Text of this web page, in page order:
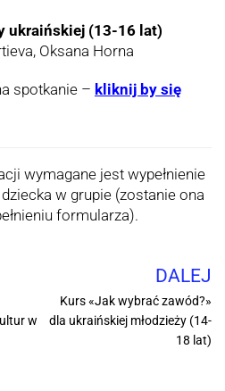
ukraińskiej (13-16 lat)
Oksana Horna
spotkanie – kliknij by się
wymagane jest wypełnienie
w grupie (zostanie ona
formularza).
w
DALEJ
Kurs «‎Jak wybrać zawód?»
dla ukraińskiej młodzieży (14-
18 lat)